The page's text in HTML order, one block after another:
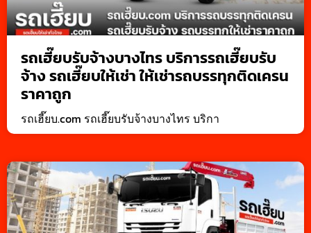
รถเฮี๊ยบรับจ้างบางไทร บริการรถเฮี๊ยบรับ
จ้าง รถเฮี๊ยบให้เช่า ให้เช่ารถบรรทุกติดเครน
ราคาถูก
รถเฮี๊ยบ.com รถเฮี๊ยบรับจ้างบางไทร บริกา